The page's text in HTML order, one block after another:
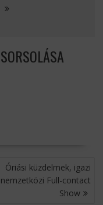
Óriási küzdelmek, igazi
nemzetközi Full-contact
Show